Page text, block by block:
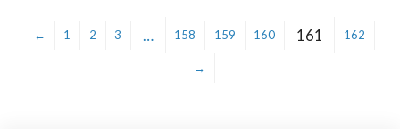
← 1 2 3 … 158 159 160 161 162
→